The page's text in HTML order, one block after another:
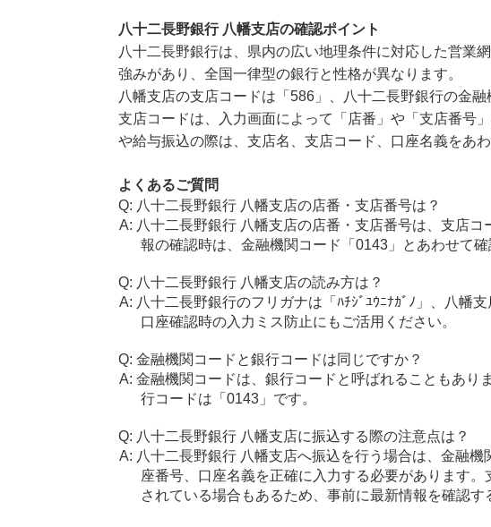
八十二長野銀行 八幡支店の確認ポイント
八十二長野銀行は、県内の広い地理条件に対応した営業
強みがあり、全国一律型の銀行と性格が異なります。
八幡支店の支店コードは「586」、八十二長野銀行の金
支店コードは、入力画面によって「店番」や「支店番号
や給与振込の際は、支店名、支店コード、口座名義をあ
よくあるご質問
八十二長野銀行 八幡支店の店番・支店番号は？
八十二長野銀行 八幡支店の店番・支店番号は、支店
報の確認時は、金融機関コード「0143」とあわせて確
八十二長野銀行 八幡支店の読み方は？
八十二長野銀行のフリガナは「ﾊﾁｼﾞﾕｳﾆﾅｶﾞﾉ」、八幡
口座確認時の入力ミス防止にもご活用ください。
金融機関コードと銀行コードは同じですか？
金融機関コードは、銀行コードと呼ばれることもあり
行コードは「0143」です。
八十二長野銀行 八幡支店に振込する際の注意点は？
八十二長野銀行 八幡支店へ振込を行う場合は、金融
座番号、口座名義を正確に入力する必要があります
されている場合もあるため、事前に最新情報を確認す